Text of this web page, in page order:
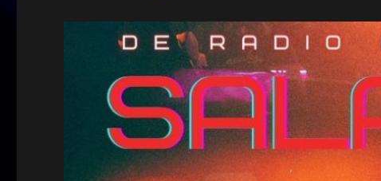
Sala Master